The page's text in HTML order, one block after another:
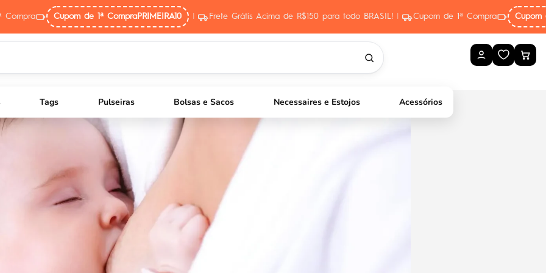
Compra Cupom de 1ª CompraPRIMEIRA10 Frete Grátis Acima de R$150 para todo BRASIL! Cupom de 1ª Compra Cupom
Tags Pulseiras Bolsas e Sacos Necessaires e Estojos Acessórios